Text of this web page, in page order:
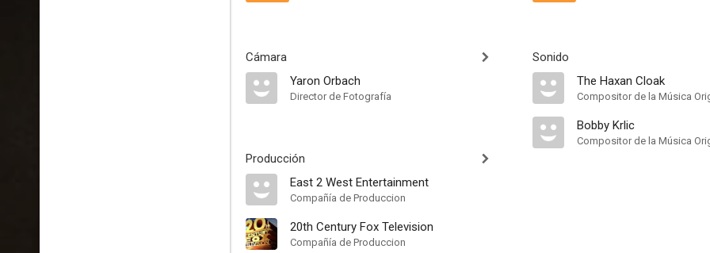
Cámara
Yaron Orbach
Director de Fotografía
Producción
East 2 West Entertainment
Compañía de Produccion
20th Century Fox Television
Compañía de Produccion
Sonido
The Haxan Cloak
Compositor de la Música
Bobby Krlic
Compositor de la Música